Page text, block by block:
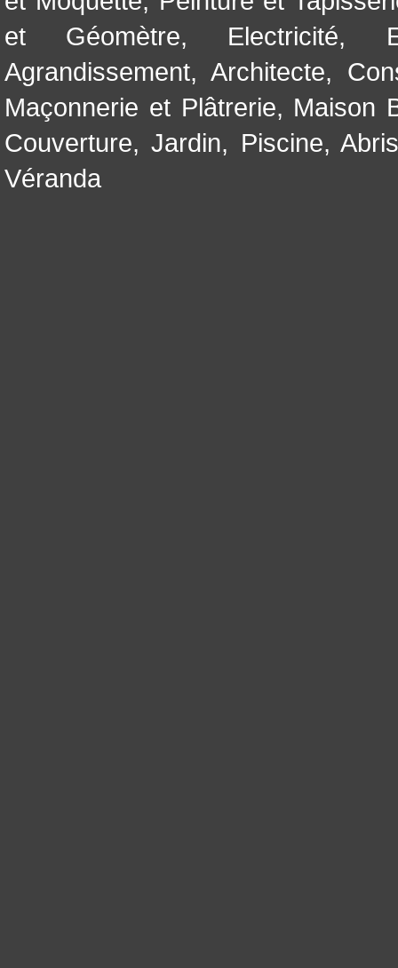
et Géomètre, Electricité,
Agrandissement, Architecte,
Maçonnerie et Plâtrerie, Maison
Couverture,Jardin, Piscine,
Véranda